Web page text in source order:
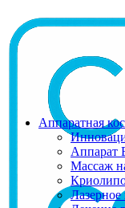
Аппаратная
Аппарат
Массаж